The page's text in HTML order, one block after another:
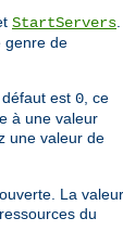
StartServers.
genre de
est 0, ce
à une valeur
une valeur de
La valeur
du